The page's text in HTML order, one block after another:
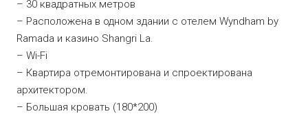
– 30 квадратных метров
– Расположена в одном здании с отелем Wyndham by
Ramada и казино Shangri La.
– Wi-Fi
– Квартира отремонтирована и спроектирована
архитектором.
– Большая кровать (180*200)